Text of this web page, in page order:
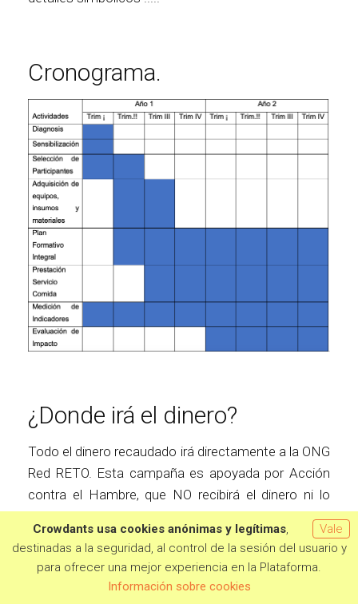
Quiero aportar
Cronograma.
¿Donde irá el dinero?
Todo el dinero recaudado irá directamente a la ONG
Red RETO. Esta campaña es apoyada por Acción
contra el Hambre, que NO recibirá el dinero ni lo
gestionará ni tendrán ninguna relación con su
ejecución. Acción contra el Hambre ha cedido su
plataforma de Crowdfunding para la recaudación y
aportado asesoramiento a través de su programa
Vale
Crowdants usa cookies anónimas y legítimas,
destinadas a la seguridad, al control de la sesión del usuario y
para ofrecer una mejor experiencia en la Plataforma.
Información sobre cookies